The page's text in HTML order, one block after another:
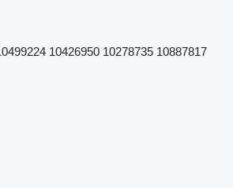
10426950 10278735 10887817